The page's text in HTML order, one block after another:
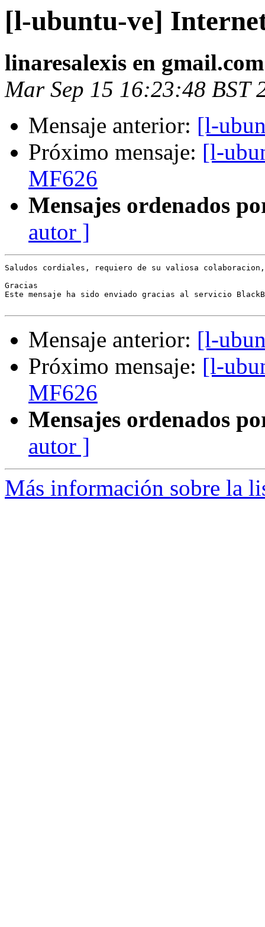
[l-ubuntu-ve]
linaresalexis en gmail.com
Mar Sep 15 16:23:48 BST
Mensaje anterior: [l-
Próximo mensaje: [l-
MF626
Mensajes ordenados
autor ]
Saludos cordiales, requiero de su valiosa
Gracias
Este mensaje ha sido enviado gracias al servicio
Mensaje anterior: [l-
Próximo mensaje: [l-
MF626
Mensajes ordenados
autor ]
Más información sobre la